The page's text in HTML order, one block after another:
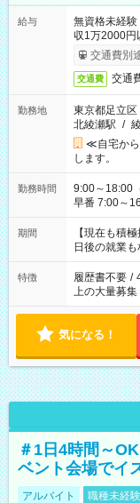
給与
無資格未経
収1万2000円
交通費別
交通費 交通
勤務地
東京都足立区
北綾瀬駅 /
≪自宅か
します。
勤務時間
9:00～18:00（休憩60分） ■ご希
早番 7:00～16:00 遅
い」 「余裕
たくない」 な
の方へ 今ご
の勤務時間
期間
【現在も積
日後の就業も
特徴 履歴書不要 /
上の大量募集
気になる！
＃1日4時間～
ベント会場でイ
アルバイト 職種未経